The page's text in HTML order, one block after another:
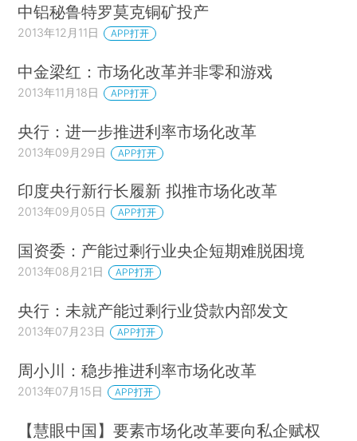
中铝秘鲁特罗莫克铜矿投产
2013年12月11日 APP打开
中金梁红：市场化改革并非零和游戏
2013年11月18日 APP打开
央行：进一步推进利率市场化改革
2013年09月29日 APP打开
印度央行新行长履新 拟推市场化改革
2013年09月05日 APP打开
国资委：产能过剩行业央企短期难脱困境
2013年08月21日 APP打开
央行：未就产能过剩行业贷款内部发文
2013年07月23日 APP打开
周小川：稳步推进利率市场化改革
2013年07月15日 APP打开
【慧眼中国】要素市场化改革要向私企赋权